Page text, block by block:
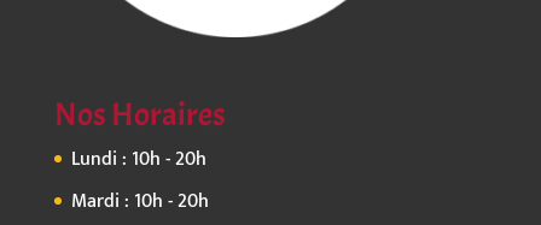
Nos Horaires
Lundi : 10h - 20h
Mardi : 10h - 20h